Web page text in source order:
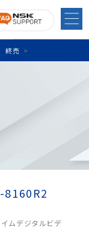
>
終売
8160R2
ムデジタルビデ